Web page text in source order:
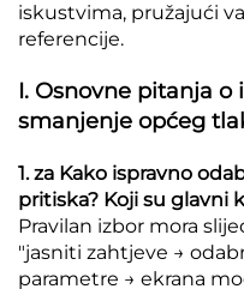
iskustvima, pružajući
referencije.
I. Osnovne pitanja o
smanjenje općeg
1. za Kako ispravno
pritiska? Koji su glavni
Pravilan izbor mora
"jasniti zahtjeve →
parametre → ekrana